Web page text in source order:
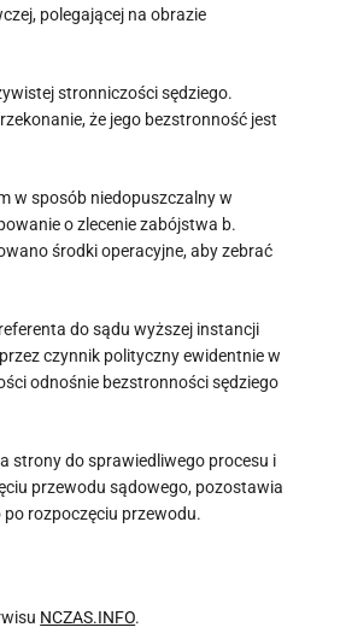
polegającej na obrazie
stronniczości sędziego.
że jego bezstronność jest
w sposób niedopuszczalny w
o zlecenie zabójstwa b.
środki operacyjne, aby zebrać
do sądu wyższej instancji
czynnik polityczny ewidentnie w
odnośnie bezstronności sędziego
strony do sprawiedliwego procesu i
przewodu sądowego, pozostawia
po rozpoczęciu przewodu.
NCZAS.INFO.